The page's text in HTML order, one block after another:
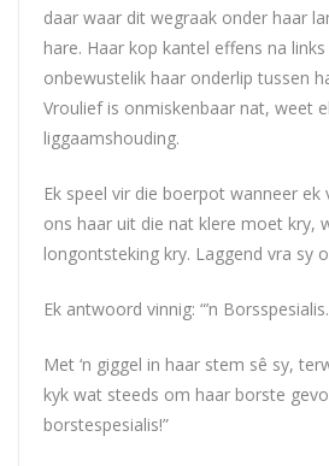
daar waar dit wegraak onder haar
hare. Haar kop kantel effens na
onbewustelik haar onderlip tussen
Vroulief is onmiskenbaar nat, weet
liggaamshouding.
Ek speel vir die boerpot wanneer
ons haar uit die nat klere moet kry,
longontsteking kry. Laggend vra sy
Ek antwoord vinnig: “’n
Met ‘n giggel in haar stem sê sy,
kyk wat steeds om haar borste
borstespesialis!”